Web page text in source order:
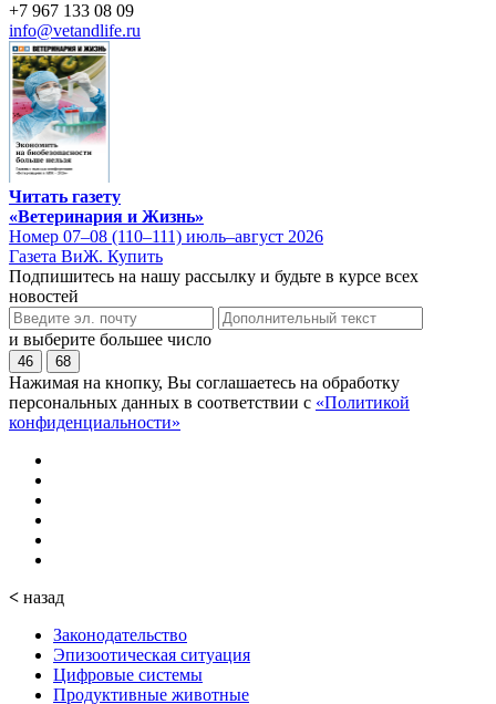
+7 967 133 08 09
info@vetandlife.ru
Читать газету
«Ветеринария и Жизнь»
Номер 07–08 (110–111) июль–август 2026
Газета ВиЖ. Купить
Подпишитесь на нашу рассылку и будьте в курсе всех
новостей
и выберите большее число
46 68
Нажимая на кнопку, Вы соглашаетесь на обработку
персональных данных в соответствии с «Политикой
конфиденциальности»
< назад
Законодательство
Эпизоотическая ситуация
Цифровые системы
Продуктивные животные